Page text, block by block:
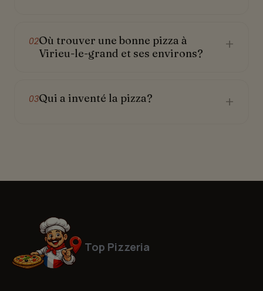
02Où trouver une bonne pizza à
Virieu-le-grand et ses environs?
+
03Qui a inventé la pizza? +
Top Pizzeria